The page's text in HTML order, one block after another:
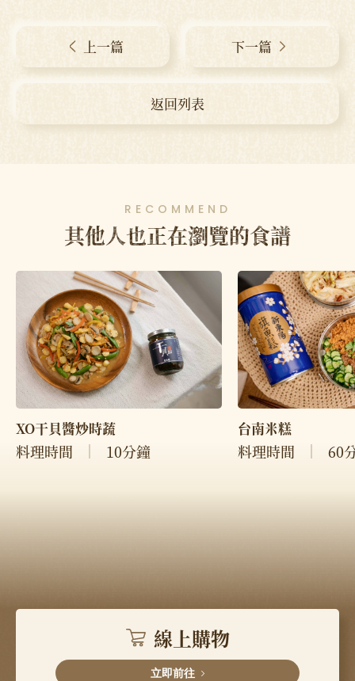
上一篇
返回列表
下一篇
RECOMMEND
其他人也正在瀏覽的食譜
XO干貝醬炒時蔬
料理時間 10分鐘
台南米糕
料理時間 60
線上購物
立即前往